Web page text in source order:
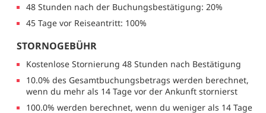
48 Stunden nach der Buchungsbestätigung: 20%
45 Tage vor Reiseantritt: 100%
STORNOGEBÜHR
Kostenlose Stornierung 48 Stunden nach Bestätigung
10.0% des Gesamtbuchungsbetrags werden berechnet,
wenn du mehr als 14 Tage vor der Ankunft stornierst
100.0% werden berechnet, wenn du weniger als 14 Tage